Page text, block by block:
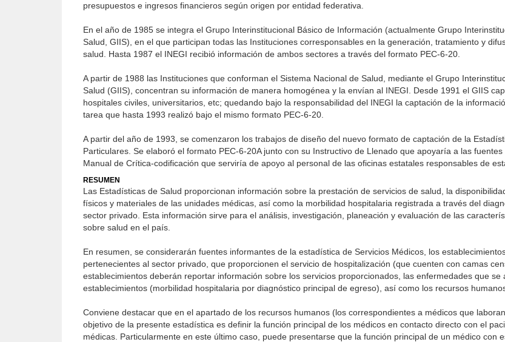
presupuestos e ingresos financieros según origen por entidad federativa.
En el año de 1985 se integra el Grupo Interinstitucional Básico de Información (actualmente Grupo
Salud, GIIS), en el que participan todas las Instituciones corresponsables en la generación, tratamiento y
salud. Hasta 1987 el INEGI recibió información de ambos sectores a través del formato PEC-6-20.
A partir de 1988 las Instituciones que conforman el Sistema Nacional de Salud, mediante el Grupo
Salud (GIIS), concentran su información de manera homogénea y la envían al INEGI. Desde 1991 el GIIS
hospitales civiles, universitarios, etc; quedando bajo la responsabilidad del INEGI la captación de la
tarea que hasta 1993 realizó bajo el mismo formato PEC-6-20.
A partir del año de 1993, se comenzaron los trabajos de diseño del nuevo formato de captación de la
Particulares. Se elaboró el formato PEC-6-20A junto con su Instructivo de Llenado que apoyaría a las
Manual de Crítica-codificación que serviría de apoyo al personal de las oficinas estatales responsables de
RESUMEN
Las Estadísticas de Salud proporcionan información sobre la prestación de servicios de salud, la
físicos y materiales de las unidades médicas, así como la morbilidad hospitalaria registrada a través del
sector privado. Esta información sirve para el análisis, investigación, planeación y evaluación de las
sobre salud en el país.
En resumen, se considerarán fuentes informantes de la estadística de Servicios Médicos, los
pertenecientes al sector privado, que proporcionen el servicio de hospitalización (que cuenten con camas
establecimientos deberán reportar información sobre los servicios proporcionados, las enfermedades que se
establecimientos (morbilidad hospitalaria por diagnóstico principal de egreso), así como los recursos
Conviene destacar que en el apartado de los recursos humanos (los correspondientes a médicos que
objetivo de la presente estadística es definir la función principal de los médicos en contacto directo con el
médicas. Particularmente en este último caso, puede presentarse que la función principal de un médico con